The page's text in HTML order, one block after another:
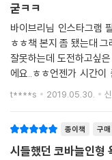
굳ㅋㅋ
바이브리님 인스타그램
ㅎㅎ책 본지 좀 됐는대
잘못하는데 도전하고싶
에요..ㅎㅎ언젠가 시간
좋은책 감사해요 ㅎㅎ사
t****s 2019.05.30.
종이책 구매
시들했던 코바늘인형